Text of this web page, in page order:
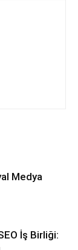
Medya
İş Birliği: